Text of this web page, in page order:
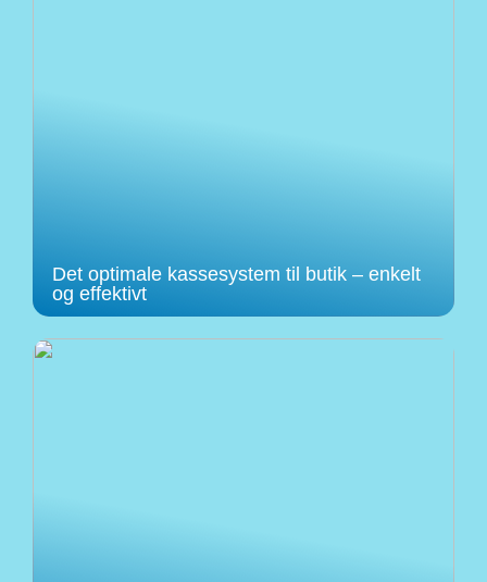
Det optimale kassesystem til butik – enkelt
og effektivt